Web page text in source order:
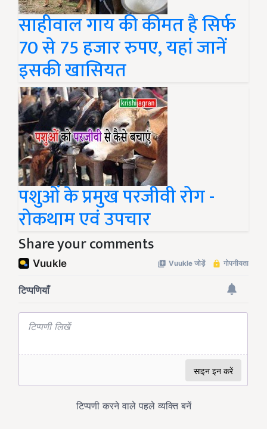
साहीवाल गाय की कीमत है सिर्फ
70 से 75 हजार रुपए, यहां जानें
इसकी खासियत
पशुओं के प्रमुख परजीवी रोग -
रोकथाम एवं उपचार
Share your comments